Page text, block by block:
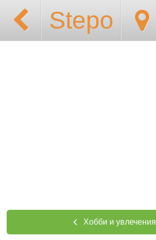
Stepo
Хобби и увлечения